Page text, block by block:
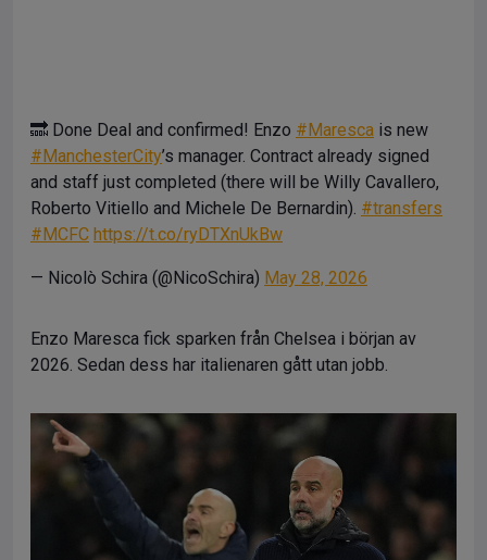
🔜 Done Deal and confirmed! Enzo #Maresca is new
#ManchesterCity’s manager. Contract already signed
and staff just completed (there will be Willy Cavallero,
Roberto Vitiello and Michele De Bernardin). #transfers
#MCFC https://t.co/ryDTXnUkBw
— Nicolò Schira (@NicoSchira) May 28, 2026
Enzo Maresca fick sparken från Chelsea i början av
2026. Sedan dess har italienaren gått utan jobb.